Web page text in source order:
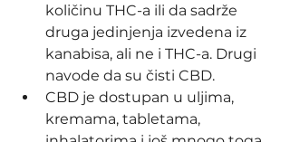
količinu THC-a ili da sadrže
druga jedinjenja izvedena iz
kanabisa, ali ne i THC-a. Drugi
navode da su čisti CBD.
CBD je dostupan u uljima,
kremama, tabletama,